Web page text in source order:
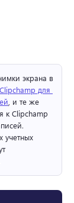
экрана в
Clipchamp для
, и те же
к Clipchamp
учетных